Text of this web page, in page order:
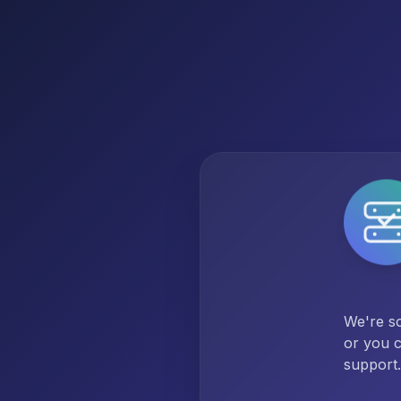
We're
or you
support.